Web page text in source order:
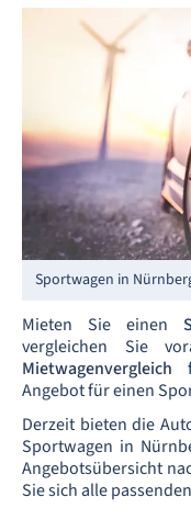
Sportwagen in
Mieten Sie einen
vergleichen Sie
Mietwagenvergleich
Angebot für einen
Derzeit bieten die
Sportwagen in
Angebotsübersicht
Sie sich alle